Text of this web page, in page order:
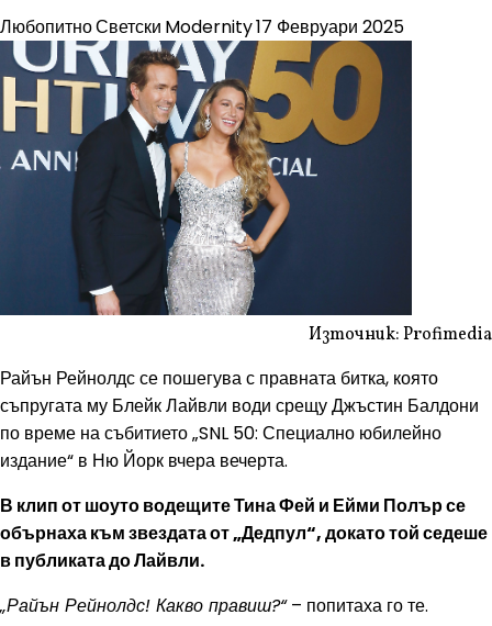
ЛюбопитноСветски Modernity17 Февруари 2025
Източник: Profimedia
Райън Рейнолдс се пошегува с правната битка, която
съпругата му Блейк Лайвли води срещу Джъстин Балдони
по време на събитието „SNL 50: Специално юбилейно
издание“ в Ню Йорк вчера вечерта.
В клип от шоуто водещите Тина Фей и Ейми Полър се
обърнаха към звездата от „Дедпул“, докато той седеше
в публиката до Лайвли.
„Райън Рейнолдс! Какво правиш?“– попитаха го те.